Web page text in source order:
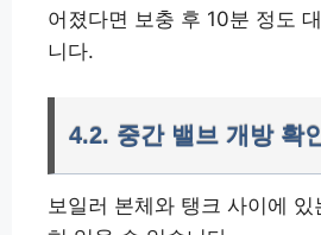
어졌다면 보충 후 10분 정도
니다.
4.2. 중간 밸브 개방 확
보일러 본체와 탱크 사이에 있